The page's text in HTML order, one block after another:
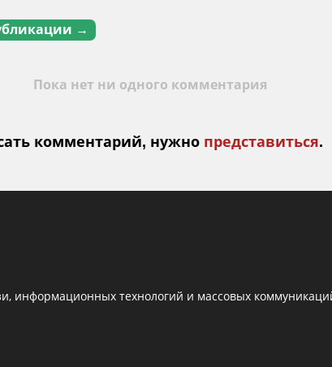
→
Пока нет ни одного комментария
комментарий, нужно представиться.
информационных технологий и массовых